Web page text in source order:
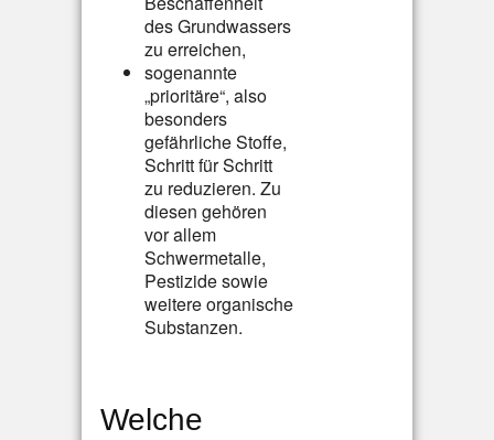
des Grundwassers
zu erreichen,
sogenannte
„prioritäre“, also
besonders
gefährliche Stoffe,
Schritt für Schritt
zu reduzieren. Zu
diesen gehören
vor allem
Schwermetalle,
Pestizide sowie
weitere organische
Substanzen.
Welche